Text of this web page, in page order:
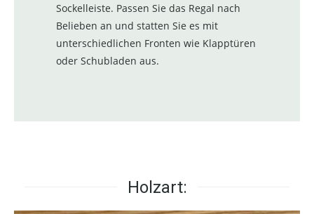
Sockelleiste. Passen Sie das Regal nach
Belieben an und statten Sie es mit
unterschiedlichen Fronten wie Klapptüren
oder Schubladen aus.
Holzart: